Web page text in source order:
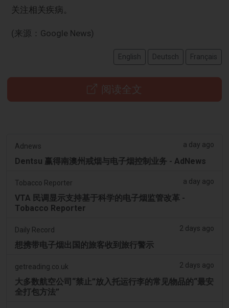
关注相关疾病。
(来源：Google News)
English Deutsch Français
阅读全文
Adnews a day ago
Dentsu 赢得南澳州戒烟与电子烟控制业务 - AdNews
Tobacco Reporter a day ago
VTA 民调显示支持基于科学的电子烟监管改革 -
Tobacco Reporter
Daily Record 2 days ago
想携带电子烟出国的旅客收到旅行警示
getreading.co.uk 2 days ago
大多数航空公司“禁止”放入托运行李的常见物品的“最安
全打包方法”